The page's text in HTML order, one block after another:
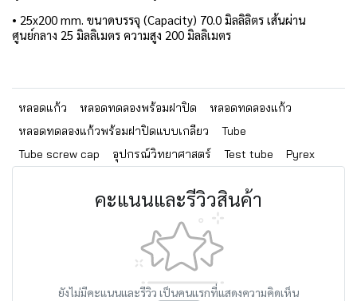
• 25x200 mm. ขนาดบรรจุ (Capacity) 70.0 มิลลิลิตร เส้นผ่าน
ศูนย์กลาง 25 มิลลิเมตร ความสูง 200 มิลลิเมตร
หลอดแก้ว หลอดทดลองพร้อมฝาปิด
หลอดทดลองแก้ว
หลอดทดลองแก้วพร้อมฝาปิดแบบเกลียว
Tube
Tube screw cap
อุปกรณ์วิทยาศาสตร์ Test tube Pyrex
คะแนนและรีวิวสินค้า
ยังไม่มีคะแนนและรีวิว เป็นคนแรกที่แสดงความคิดเห็น